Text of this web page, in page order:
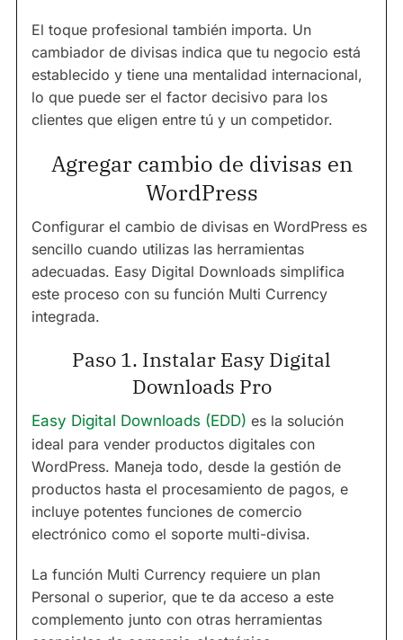
El toque profesional también importa. Un
cambiador de divisas indica que tu negocio está
establecido y tiene una mentalidad internacional,
lo que puede ser el factor decisivo para los
clientes que eligen entre tú y un competidor.
Agregar cambio de divisas en
WordPress
Configurar el cambio de divisas en WordPress es
sencillo cuando utilizas las herramientas
adecuadas. Easy Digital Downloads simplifica
este proceso con su función Multi Currency
integrada.
Paso 1. Instalar Easy Digital
Downloads Pro
Easy Digital Downloads (EDD) es la solución
ideal para vender productos digitales con
WordPress. Maneja todo, desde la gestión de
productos hasta el procesamiento de pagos, e
incluye potentes funciones de comercio
electrónico como el soporte multi-divisa.
La función Multi Currency requiere un plan
Personal o superior, que te da acceso a este
complemento junto con otras herramientas